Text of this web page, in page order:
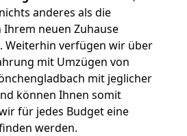
anderes als die
neuen Zuhause
Weiterhin verfügen wir über
mit Umzügen von
mit jeglicher
können Ihnen somit
für jedes Budget eine
werden.